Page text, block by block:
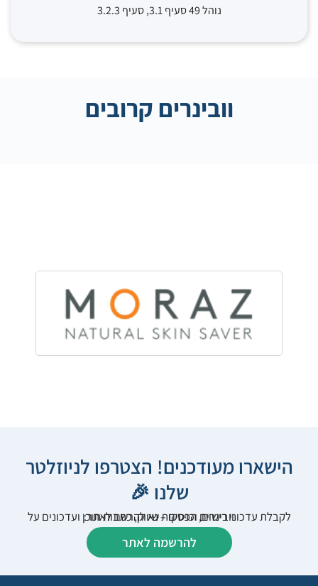
נוהל 49 סעיף 3.1, סעיף 3.2.3
וובינרים קרובים
הישארו מעודכנים! הצטרפו לניוזלטר
שלנו 🎉
לקבלת עדכוני רישום, הפסקות שיווק, כתבות תוכן ועדכונים על וובינרים וכנסים – נא להרשם לאתר:
להרשמה לאתר